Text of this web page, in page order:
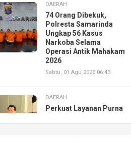
DAERAH
74 Orang Dibekuk,
Polresta Samarinda
Ungkap 56 Kasus
Narkoba Selama
Operasi Antik Mahakam
2026
Sabtu, 01 Agu 2026 06:43
DAERAH
Perkuat Layanan Purna
Resmikan AHASS